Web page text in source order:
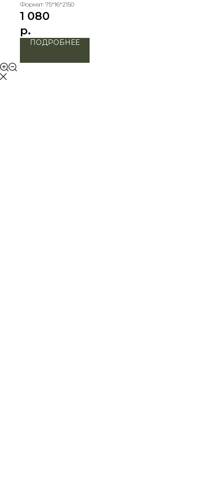
Формат: 75*16*2150
1 080
р.
ПОДРОБНЕЕ